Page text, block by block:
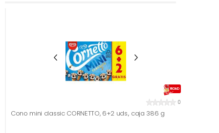
PROMO
0
Cono mini classic CORNETTO, 6+2 uds., caja 386 g